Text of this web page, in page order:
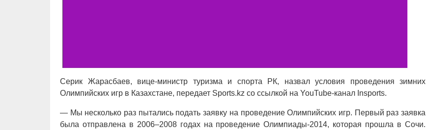
Серик Жарасбаев, вице-министр туризма и спорта РК, назвал условия проведения зимних
Олимпийских игр в Казахстане, передает Sports.kz со ссылкой на YouTube-канал Insports.
— Мы несколько раз пытались подать заявку на проведение Олимпийских игр. Первый раз заявка
была отправлена в 2006–2008 годах на проведение Олимпиады-2014, которая прошла в Сочи.